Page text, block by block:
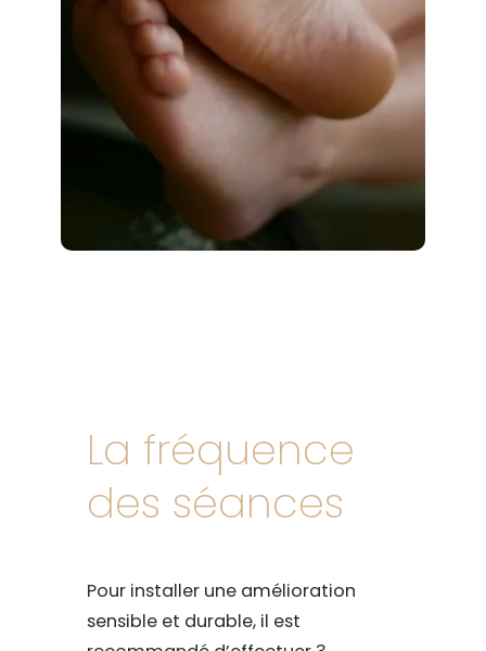
La fréquence
des séances
Pour installer une amélioration
sensible et durable, il est